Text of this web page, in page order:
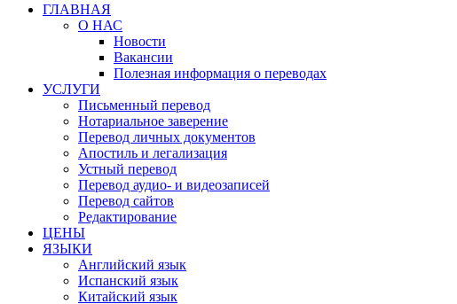
ГЛАВНАЯ
О НАС
Новости
Вакансии
Полезная информация о переводах
УСЛУГИ
Письменный перевод
Нотариальное заверение
Перевод личных документов
Апостиль и легализация
Устный перевод
Перевод аудио- и видеозаписей
Перевод сайтов
Редактирование
ЦЕНЫ
ЯЗЫКИ
Английский язык
Испанский язык
Китайский язык